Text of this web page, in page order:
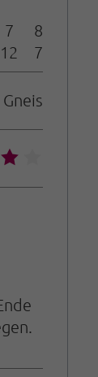
7
12
8
7
Gneis
🞙